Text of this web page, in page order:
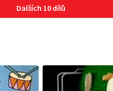
Dalších 10 dílů